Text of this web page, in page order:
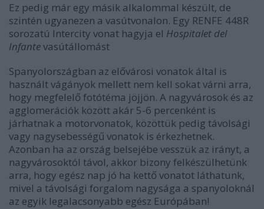
Ez pedig már egy másik alkalommal készült, de
szintén ugyanezen a vasútvonalon. Egy RENFE 448R
sorozatú Intercity vonat hagyja el Hospitalet del
Infantevasútállomást
Spanyolországban az elővárosi vonatok által is
használt vágányok mellett nem kell sokat várni arra,
hogy megfelelő fotótéma jöjjön. A nagyvárosok és az
agglomerációk között akár 5-6 percenként is
járhatnak a motorvonatok, közöttük pedig távolsági
vagy nagysebességű vonatok is érkezhetnek.
Azonban ha az ország belsejébe vesszük az irányt, a
nagyvárosoktól távol, akkor bizony felkészülhetünk
arra, hogy egész nap jó ha kettő vonatot láthatunk,
mivel a távolsági forgalom nagysága a spanyoloknál
az egyik legalacsonyabb egész Európában!